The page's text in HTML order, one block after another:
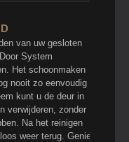
van uw gesloten
System
Het schoonmaken
nooit zo eenvoudig
kunt u de deur in
verwijderen, zonder
Na het reinigen
weer terug. Geniet